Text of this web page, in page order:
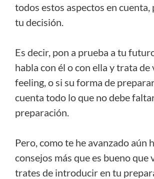
todos estos aspectos en
tu decisión.
Es decir, pon a prueba a tu
habla con él o con ella y trata de
feeling, o si su forma de
cuenta todo lo que no debe
preparación.
Pero, como te he avanzado aún
consejos más que es bueno que
trates de introducir en tu